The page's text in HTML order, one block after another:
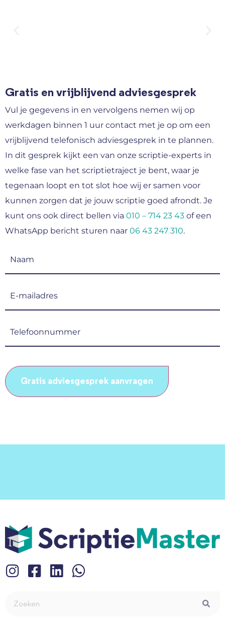
Gratis en vrijblijvend adviesgesprek
Vul je gegevens in en vervolgens nemen wij op
werkdagen binnen 1 uur contact met je op om een
vrijblijvend telefonisch adviesgesprek in te plannen.
In dit gesprek kijkt een van onze scriptie-experts in
welke fase van het scriptietraject je bent, waar je
tegenaan loopt en tot slot hoe wij er samen voor
kunnen zorgen dat je jouw scriptie goed afrondt. Je
kunt ons ook direct bellen via 010 – 714 23 43 of een
WhatsApp bericht sturen naar 06 43 247 310.